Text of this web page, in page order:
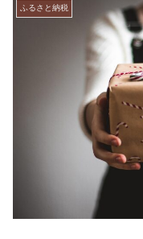
ふるさと納税